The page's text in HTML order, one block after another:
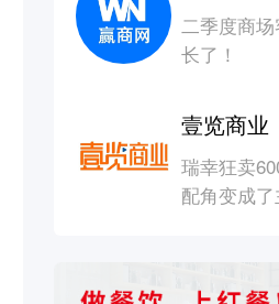
二季度商
长了！
壹览商
瑞幸狂卖
配角变成了